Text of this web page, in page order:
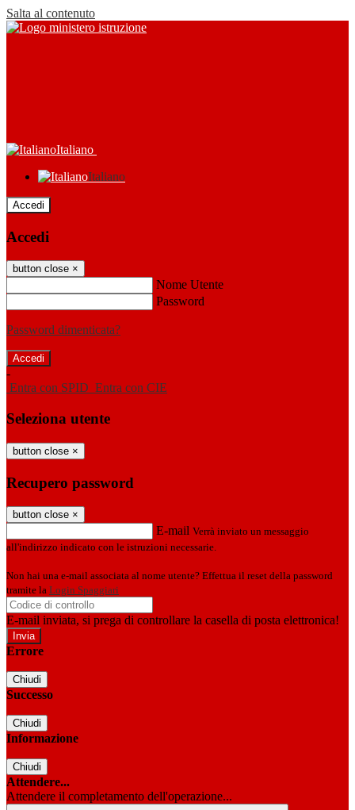
Salta al contenuto
Italiano
Italiano
Accedi
Accedi
button close ×
Nome Utente
Password
Password dimenticata?
-
Entra con SPID Entra con CIE
Seleziona utente
button close ×
Recupero password
button close ×
E-mail Verrà inviato un messaggio
all'indirizzo indicato con le istruzioni necessarie.
Non hai una e-mail associata al nome utente? Effettua il reset della password
tramite la Login Spaggiari
E-mail inviata, si prega di controllare la casella di posta elettronica!
Errore
Chiudi
Successo
Chiudi
Informazione
Chiudi
Attendere...
Attendere il completamento dell'operazione...